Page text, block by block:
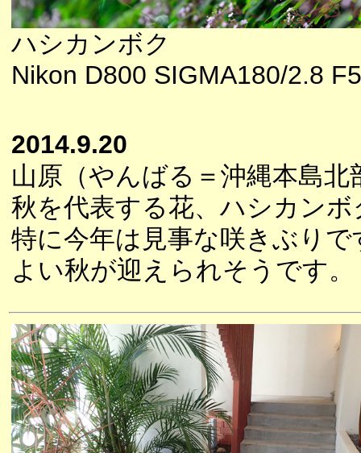
ハシカンボク
Nikon D800 SIGMA180/2.8
2014.9.20
山原（やんばる＝沖縄本島北
秋を代表する花、ハシカン
特に今年は見事な咲きぶりで
よい秋が迎えられそうです。